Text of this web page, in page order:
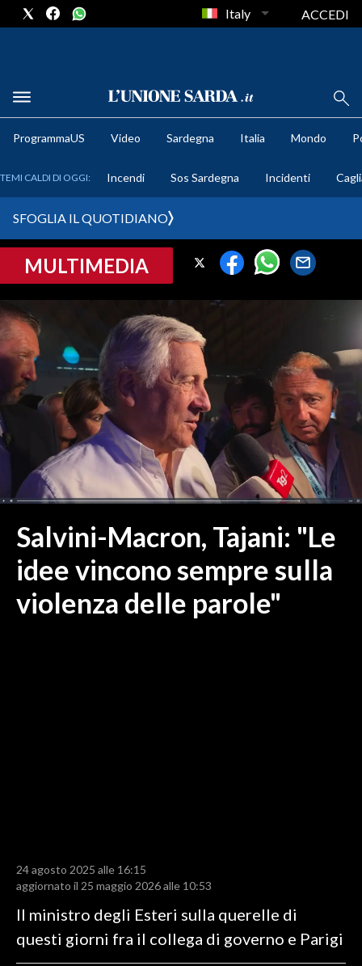
METEO
CRONACA SARDEGNA
PROVINCIA DI CAGLIARI
SULCIS IGLESIENTE
MEDIO CAMPIDANO
ORISTANO E PROVINCIA
SASSARI E PROVINCIA
GALLURA
NUORO E PROVINCIA
OGLIASTRA
ITALIA
MONDO
RISULTATI E CLASSIFICHE
CALCIO REGIONALE
BASKET
Italy ACCEDI
ProgrammaUS Video Sardegna Italia Mondo
TEMI CALDI DI OGGI: Incendi Sos Sardegna Incidenti
SFOGLIA IL QUOTIDIANO
MULTIMEDIA
Salvini-Macron, Tajani: "Le
idee vincono sempre sulla
violenza delle parole"
24 agosto 2025 alle 16:15
aggiornato il 25 maggio 2026 alle 10:53
Il ministro degli Esteri sulla querelle di
questi giorni fra il collega di governo e Parigi